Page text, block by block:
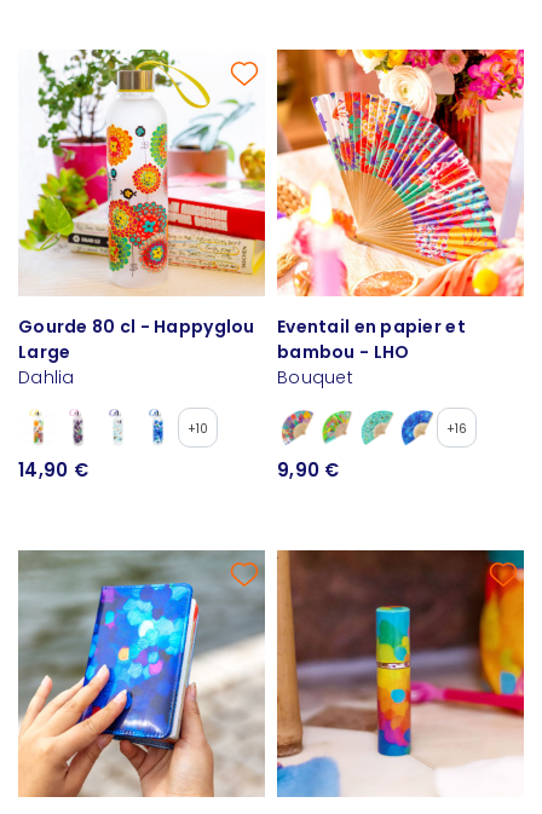
Gourde 80 cl - Happyglou
Large
Dahlia
+10
14,90 €
Eventail en papier et
bambou - LHO
Bouquet
+16
9,90 €